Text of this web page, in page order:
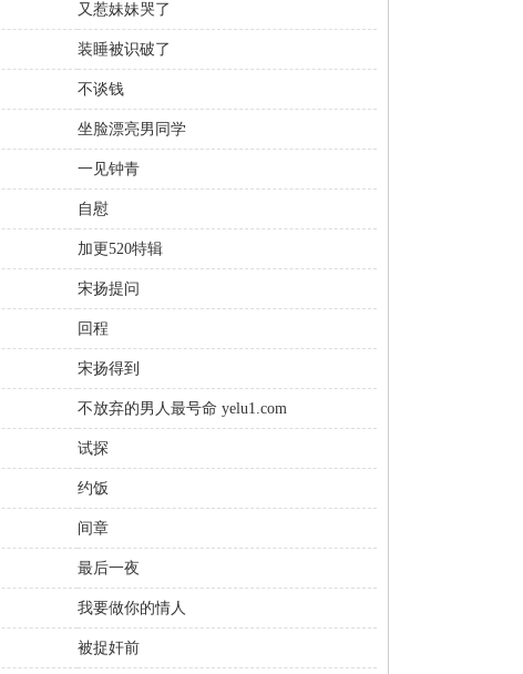
又惹妹妹哭了
装睡被识破了
不谈钱
坐脸漂亮男同学
一见钟青
自慰
加更520特辑
宋扬提问
回程
宋扬得到
不放弃的男人最号命 yelu1.com
试探
约饭
间章
最后一夜
我要做你的情人
被捉奸前